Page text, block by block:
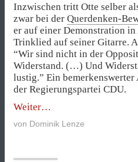
Inzwischen tritt Otte selber
zwar bei der Querdenken-
er auf einer Demonstration
Trinklied auf seiner Gitarre.
“Wir sind nicht in der
Widerstand. (…) Und
lustig.” Ein
der Regierungspartei CDU.
Weiter„Umsturzträume
rechten
von Dominik Lenze